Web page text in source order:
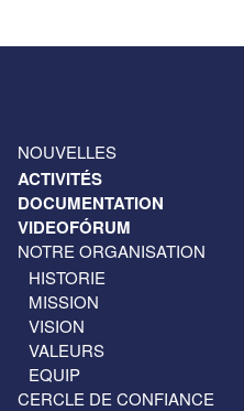
NOUVELLES
ACTIVITÉS
DOCUMENTATION
VIDEOFÓRUM
NOTRE ORGANISATION
HISTORIE
MISSION
VISION
VALEURS
EQUIP
CERCLE DE CONFIANCE